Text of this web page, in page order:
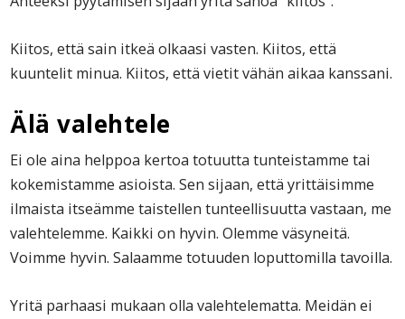
Kiitos, että sain itkeä olkaasi vasten. Kiitos, että
kuuntelit minua. Kiitos, että vietit vähän aikaa kanssani.
Älä valehtele
Ei ole aina helppoa kertoa totuutta tunteistamme tai
kokemistamme asioista. Sen sijaan, että yrittäisimme
ilmaista itseämme taistellen tunteellisuutta vastaan, me
valehtelemme. Kaikki on hyvin. Olemme väsyneitä.
Voimme hyvin. Salaamme totuuden loputtomilla tavoilla.
Yritä parhaasi mukaan olla valehtelematta. Meidän ei